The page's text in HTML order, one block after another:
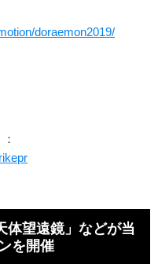
doraemon2019/
体望遠鏡」などが当
を開催